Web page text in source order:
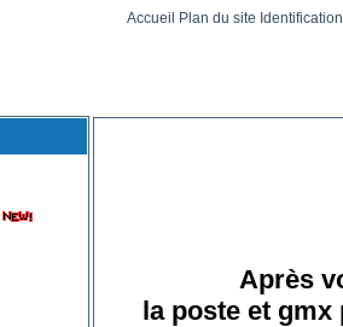
Accueil Plan du site
Après
la poste et gmx